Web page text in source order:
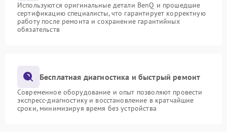
Используются оригинальные детали BenQ и прошедшие
сертификацию специалисты, что гарантирует корректную
работу после ремонта и сохранение гарантийных
обязательств
Бесплатная диагностика и быстрый ремонт
Современное оборудование и опыт позволяют провести
экспресс-диагностику и восстановление в кратчайшие
сроки, минимизируя время без устройства